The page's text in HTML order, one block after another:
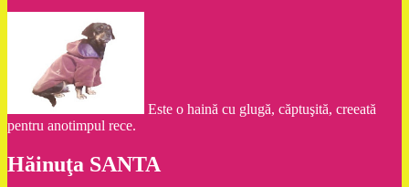
Este o haină cu glugă, căptuşită, creeată
pentru anotimpul rece.
Hăinuţa SANTA